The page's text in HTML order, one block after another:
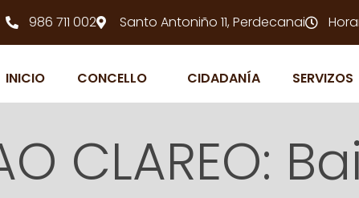
986 711 002 Santo Antoniño 11, Perdecanai
INICIO CONCELLO CIDADANÍA SERVIZOS
CLAREO: